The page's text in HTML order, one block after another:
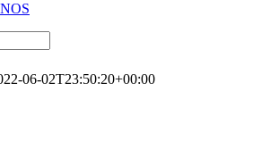
06-02T23:50:20+00:00